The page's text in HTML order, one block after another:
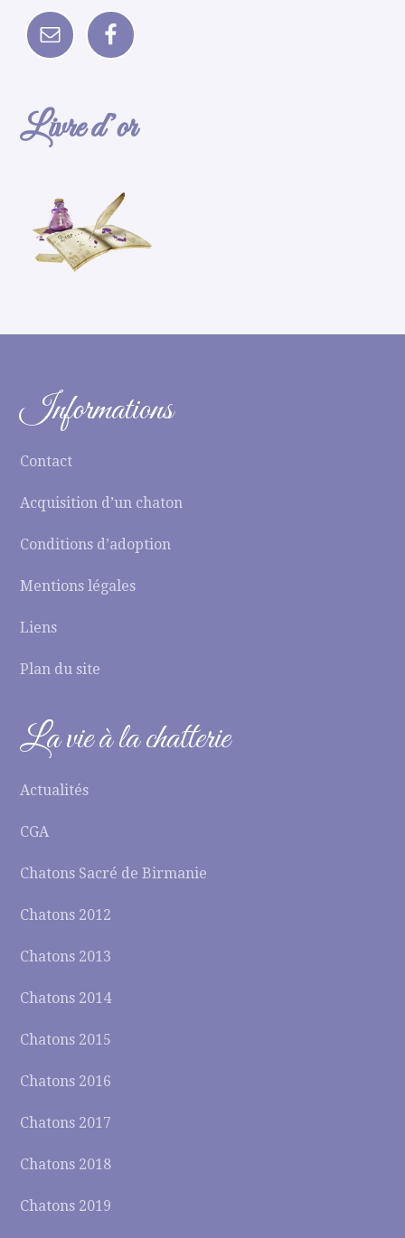
Livre d’or
Informations
Contact
Acquisition d’un chaton
Conditions d’adoption
Mentions légales
Liens
Plan du site
La vie à la chatterie
Actualités
CGA
Chatons Sacré de Birmanie
Chatons 2012
Chatons 2013
Chatons 2014
Chatons 2015
Chatons 2016
Chatons 2017
Chatons 2018
Chatons 2019